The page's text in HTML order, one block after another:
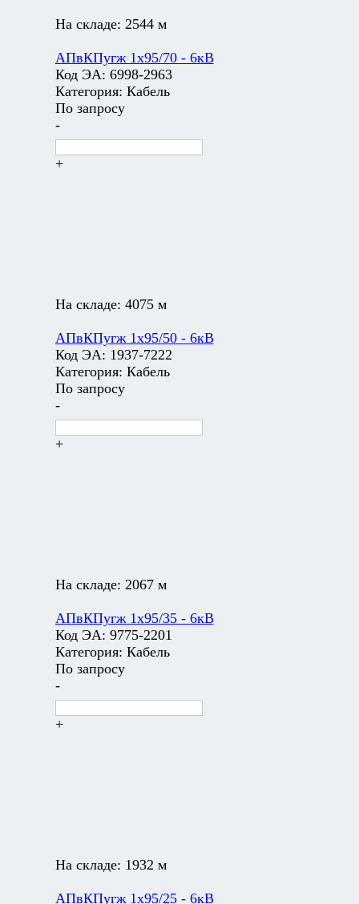
На складе: 2544 м
АПвКПугж 1х95/70 - 6кВ
Код ЭА: 6998-2963
Категория: Кабель
По запросу
-
+
На складе: 4075 м
АПвКПугж 1х95/50 - 6кВ
Код ЭА: 1937-7222
Категория: Кабель
По запросу
-
+
На складе: 2067 м
АПвКПугж 1х95/35 - 6кВ
Код ЭА: 9775-2201
Категория: Кабель
По запросу
-
+
На складе: 1932 м
АПвКПугж 1х95/25 - 6кВ